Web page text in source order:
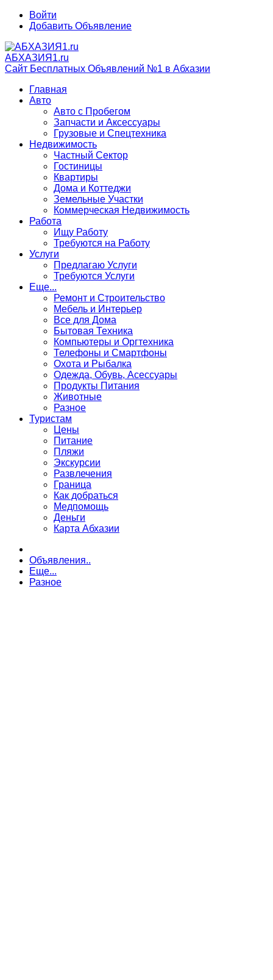
Войти
Добавить Объявление
АБХАЗИЯ1.ru
Сайт Бесплатных Объявлений №1 в Абхазии
Главная
Авто
Авто с Пробегом
Запчасти и Аксессуары
Грузовые и Спецтехника
Недвижимость
Частный Сектор
Гостиницы
Квартиры
Дома и Коттеджи
Земельные Участки
Коммерческая Недвижимость
Работа
Ищу Работу
Требуются на Работу
Услуги
Предлагаю Услуги
Требуются Услуги
Еще...
Ремонт и Строительство
Мебель и Интерьер
Все для Дома
Бытовая Техника
Компьютеры и Оргтехника
Телефоны и Смартфоны
Охота и Рыбалка
Одежда, Обувь, Асессуары
Продукты Питания
Животные
Разное
Туристам
Цены
Питание
Пляжи
Экскурсии
Развлечения
Граница
Как добраться
Медпомощь
Деньги
Карта Абхазии
Объявления..
Еще...
Разное